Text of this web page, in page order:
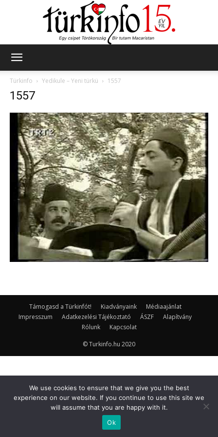
Türkinfo
Yedikule – Yeni türkü 1557
1557
Támogasd a Türkinfót! Kiadványaink
Médiaajánlat
Impresszum
Adatkezelési Tájékoztató ÁSZF
Alapítvány
Rólunk
Kapcsolat
© Turkinfo.hu 2020
We use cookies to ensure that we give you the best
experience on our website. If you continue to use this site we
will assume that you are happy with it.
Ok